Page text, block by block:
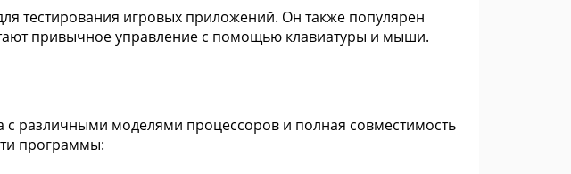
тестирования игровых приложений. Он также популярен
привычное управление с помощью клавиатуры и мыши.
с различными моделями процессоров и полная совместимость
программы: